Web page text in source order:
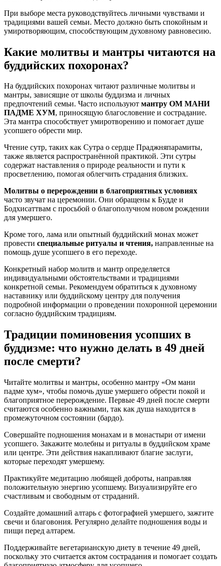
При выборе места руководствуйтесь личными чувствами и
традициями вашей семьи. Место должно быть спокойным и
умиротворяющим, способствующим духовному равновесию.
Какие молитвы и мантры читаются на
буддийских похоронах?
На буддийских похоронах читают различные молитвы и
мантры, зависящие от школы буддизма и личных
предпочтений семьи. Часто используют мантру ОМ МАНИ
ПАДМЕ ХУМ, приносящую благословение и сострадание.
Эта мантра способствует умиротворению и помогает душе
усопшего обрести мир.
Чтение сутр, таких как Сутра о сердце Праджняпарамиты,
также является распространённой практикой. Эти сутры
содержат наставления о природе реальности и пути к
просветлению, помогая облегчить страдания близких.
Молитвы о перерождении в благоприятных условиях
часто звучат на церемонии. Они обращены к Будде и
Бодхисаттвам с просьбой о благополучном новом рождении
для умершего.
Кроме того, лама или опытный буддийский монах может
провести специальные ритуалы и чтения, направленные на
помощь душе усопшего в его переходе.
Конкретный набор молитв и мантр определяется
индивидуальными обстоятельствами и традициями
конкретной семьи. Рекомендуем обратиться к духовному
наставнику или буддийскому центру для получения
подробной информации о проведении похоронной церемонии
согласно буддийским традициям.
Традиции поминовения усопших в
буддизме: что нужно делать в 49 дней
после смерти?
Читайте молитвы и мантры, особенно мантру «Ом мани
падме хум», чтобы помочь душе умершего обрести покой и
благоприятное перерождение. Первые 49 дней после смерти
считаются особенно важными, так как душа находится в
промежуточном состоянии (бардо).
Совершайте подношения монахам и в монастыри от имени
усопшего. Закажите молебны и ритуалы в буддийском храме
или центре. Эти действия накапливают благие заслуги,
которые переходят умершему.
Практикуйте медитацию любящей доброты, направляя
положительную энергию усопшему. Визуализируйте его
счастливым и свободным от страданий.
Создайте домашний алтарь с фотографией умершего, зажгите
свечи и благовония. Регулярно делайте подношения воды и
пищи перед алтарем.
Поддерживайте вегетарианскую диету в течение 49 дней,
поскольку это считается актом сострадания и помогает создать